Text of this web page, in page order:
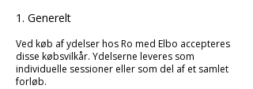
1. Generelt
Ved køb af ydelser hos Ro med Elbo accepteres
disse købsvilkår. Ydelserne leveres som
individuelle sessioner eller som del af et samlet
forløb.